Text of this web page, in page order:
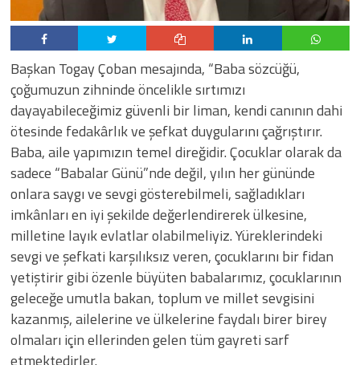
Başkan Togay Çoban mesajında, “Baba sözcüğü,
çoğumuzun zihninde öncelikle sırtımızı
dayayabileceğimiz güvenli bir liman, kendi canının dahi
ötesinde fedakârlık ve şefkat duygularını çağrıştırır.
Baba, aile yapımızın temel direğidir. Çocuklar olarak da
sadece “Babalar Günü”nde değil, yılın her gününde
onlara saygı ve sevgi gösterebilmeli, sağladıkları
imkânları en iyi şekilde değerlendirerek ülkesine,
milletine layık evlatlar olabilmeliyiz. Yüreklerindeki
sevgi ve şefkati karşılıksız veren, çocuklarını bir fidan
yetiştirir gibi özenle büyüten babalarımız, çocuklarının
geleceğe umutla bakan, toplum ve millet sevgisini
kazanmış, ailelerine ve ülkelerine faydalı birer birey
olmaları için ellerinden gelen tüm gayreti sarf